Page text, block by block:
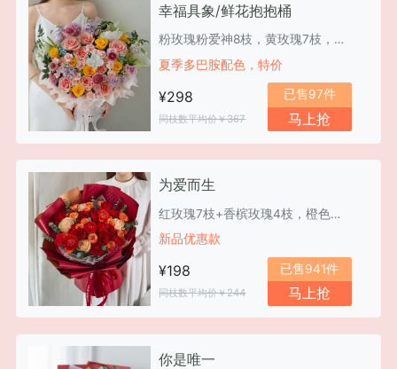
幸福具象/鲜花抱抱桶
粉玫瑰粉爱神8枝，黄玫瑰7枝，紫色紫罗兰6枝
夏季多巴胺配色，特价
¥298
同枝数平均价￥367
已售97件
马上抢
为爱而生
红玫瑰7枝+香槟玫瑰4枝，橙色多头玫瑰3枝
新品优惠款
¥198
同枝数平均价￥244
已售941件
马上抢
你是唯一